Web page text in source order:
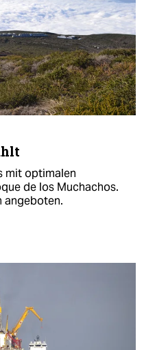
mit optimalen
de los Muchachos.
angeboten.